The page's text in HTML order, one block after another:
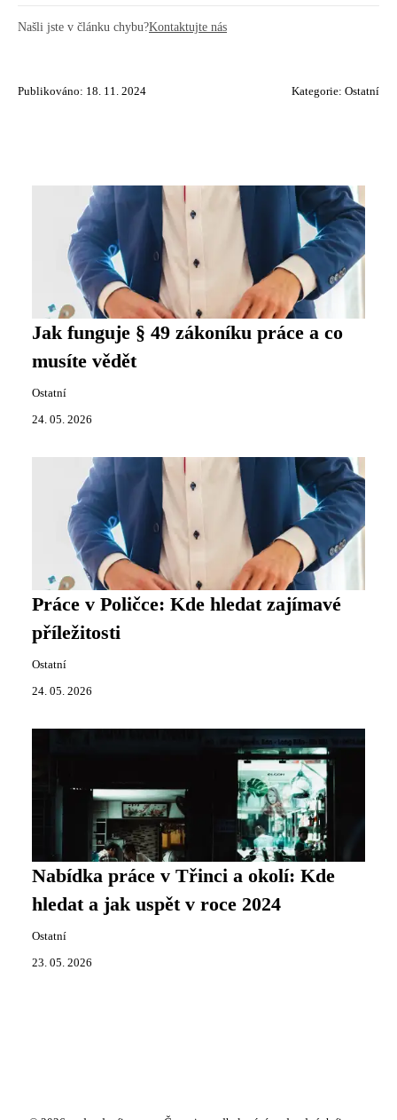
Našli jste v článku chybu?Kontaktujte nás
Publikováno: 18. 11. 2024 Kategorie: Ostatní
Jak funguje § 49 zákoníku práce a co
musíte vědět
Ostatní
24. 05. 2026
Práce v Poličce: Kde hledat zajímavé
příležitosti
Ostatní
24. 05. 2026
Nabídka práce v Třinci a okolí: Kde
hledat a jak uspět v roce 2024
Ostatní
23. 05. 2026